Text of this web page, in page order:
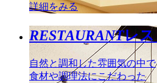
詳細をみる
RESTAURANTレ
自然と調和した雰囲気の中で
食材や調理法にこだわった